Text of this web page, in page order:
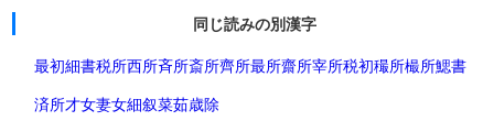
同じ読みの別漢字
最初細書税所西所斉所斎所齊所最所齋所宰所税初穝所樶所鰓書
済所才女妻女細叙菜茹歳除